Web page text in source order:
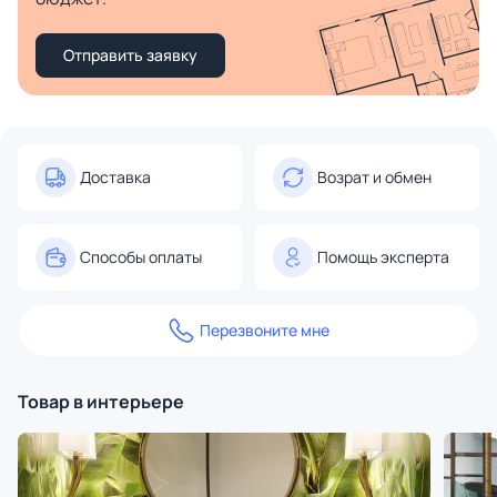
Отправить заявку
Доставка Возрат и обмен
Способы оплаты Помощь эксперта
Перезвоните мне
Товар в интерьере